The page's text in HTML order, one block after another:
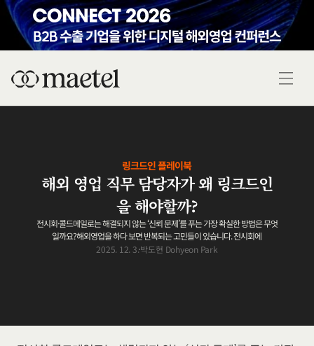
링크드인 플레이북
해외 영업 직무 담당자가 왜 링크드인
을 해야할까?
전시회·콜드메일로는 해결되지 않는 ‘신뢰 문제’를 푸는 가장 확실한 방법은 무엇
일까요?해외영업을 하다 보면 반복되는 고민들이 있습니다. 전시회에
2025. 12. 3.박도현 Dohyeon Park